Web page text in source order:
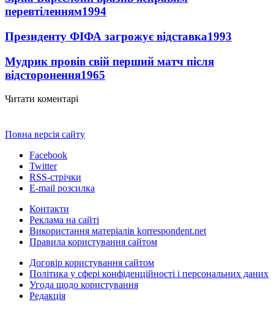
перевтіленням1994
Президенту ФІФА загрожує відставка1993
Мудрик провів свій перший матч після
відсторонення1965
Читати коментарі
Повна версія сайту
Facebook
Twitter
RSS-стрічки
E-mail розсилка
Контакти
Реклама на сайті
Використання матеріалів korrespondent.net
Правила користування сайтом
Договір користування сайтом
Політика у сфері конфіденційності і персональних даних
Угода щодо користування
Редакція